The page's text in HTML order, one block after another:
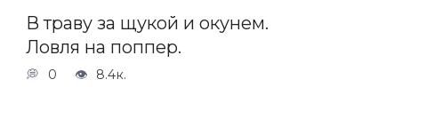
В траву за щукой и окунем.
Ловля на поппер.
0 8.4к.